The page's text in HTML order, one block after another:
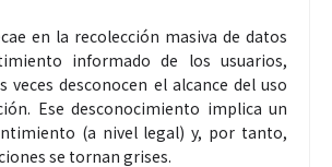
en la recolección masiva de datos
informado de los usuarios,
veces desconocen el alcance del uso
Ese desconocimiento implica un
(a nivel legal) y, por tanto,
se tornan grises.